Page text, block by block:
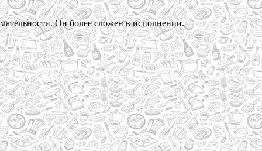
Он более сложен в исполнении.